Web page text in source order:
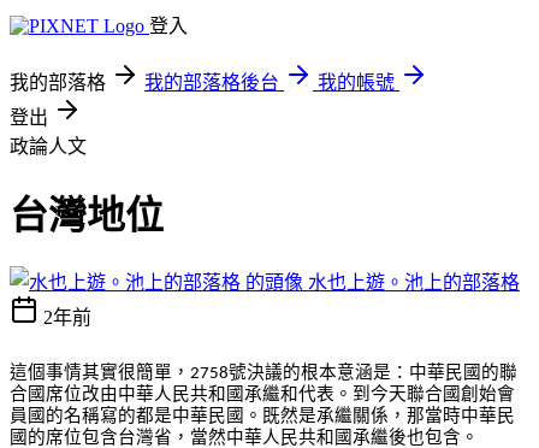
登入
我的部落格 我的部落格後台
我的帳號
登出
政論人文
台灣地位
水也上遊。池上的部落格
2年前
這個事情其實很簡單， 2758號決議的根本意涵是：中華民國的聯
合國席位改由中華人民共和國承繼和代表。到今天聯合國創始會
員國的名稱寫的都是中華民國。既然是承繼關係，那當時中華民
國的席位包含台灣省，當然中華人民共和國承繼後也包含。